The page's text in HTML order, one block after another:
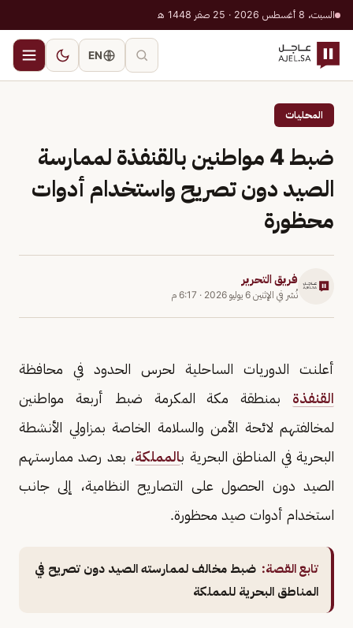
السبت، 8 أغسطس 2026 · 25 صفر 1448 هـ
EN
المحليات
ضبط 4 مواطنين بالقنفذة لممارسة
الصيد دون تصريح واستخدام أدوات
محظورة
فريق التحرير
نُشر في الإثنين 6 يوليو 2026 · 6:17 م
أعلنت الدوريات الساحلية لحرس الحدود في محافظة
القنفذة بمنطقة مكة المكرمة ضبط أربعة مواطنين
لمخالفتهم لائحة الأمن والسلامة الخاصة بمزاولي الأنشطة
البحرية في المناطق البحرية بالمملكة، بعد رصد ممارستهم
الصيد دون الحصول على التصاريح النظامية، إلى جانب
استخدام أدوات صيد محظورة.
تابع القصة: ضبط مخالف لممارسته الصيد دون تصريح في
المناطق البحرية للمملكة